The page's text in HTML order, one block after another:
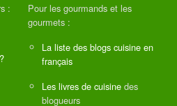
:
Pour les gourmands et les
gourmets :
La liste des blogs cuisine en
français
Les livres de cuisine des
blogueurs